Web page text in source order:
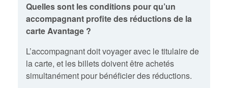
Quelles sont les conditions pour qu’un
accompagnant profite des réductions de la
carte Avantage ?
L’accompagnant doit voyager avec le titulaire de
la carte, et les billets doivent être achetés
simultanément pour bénéficier des réductions.